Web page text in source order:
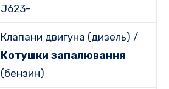
J623-
Клапани двигуна (дизель) /
Котушки запалювання
(бензин)